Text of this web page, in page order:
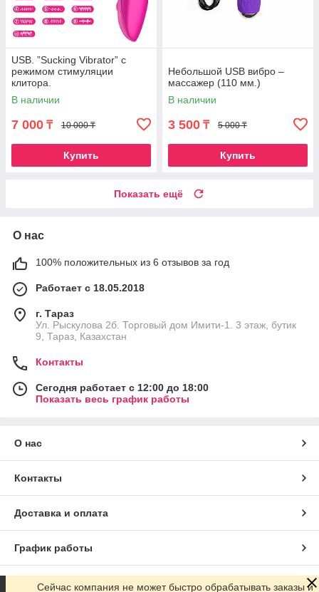
USB. ”Sucking Vibrator” с
режимом стимуляции
клитора.
В наличии
7 000 ₸ 10 000 ₸
Купить
Небольшой USB вибро –
массажер (110 мм.)
В наличии
3 500 ₸ 5 000 ₸
Купить
Показать ещё
О нас
100% положительных из 6 отзывов за год
Работает с 18.05.2018
г. Тараз
Ул. Рыскулова 2б. Торговый дом Имити-1. 3 этаж, бутик
9, Тараз, Казахстан
Контакты
Сегодня работает с 12:00 до 18:00
Показать весь график работы
О нас
Контакты
Доставка и оплата
График работы
Полная версия сайта
Сейчас компания не может быстро обрабатывать заказы и